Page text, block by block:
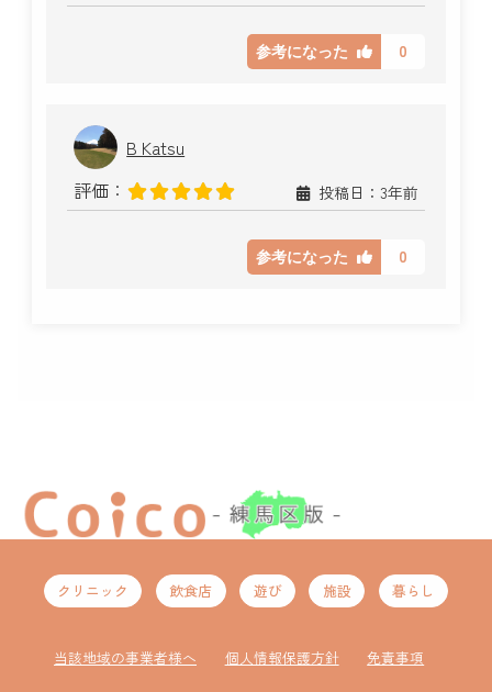
参考になった 0
B Katsu
評価：
投稿日：3年前
参考になった 0
クリニック 飲食店 遊び 施設 暮らし
当該地域の事業者様へ 個人情報保護方針
免責事項